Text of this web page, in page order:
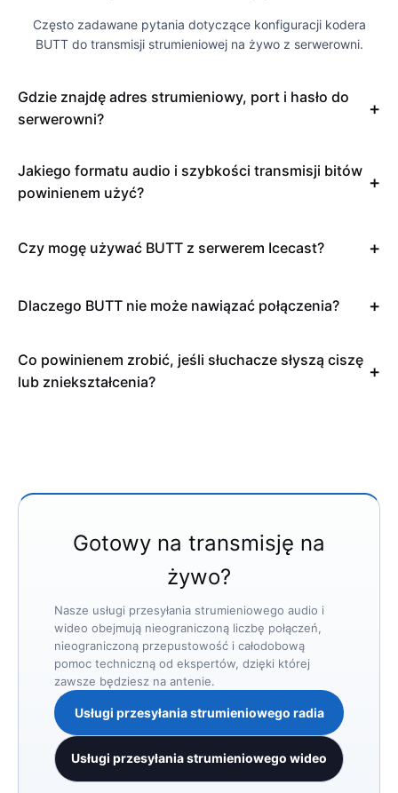
Często zadawane pytania dotyczące konfiguracji kodera
BUTT do transmisji strumieniowej na żywo z serwerowni.
Gdzie znajdę adres strumieniowy, port i hasło do
serwerowni?
Jakiego formatu audio i szybkości transmisji bitów
powinienem użyć?
Czy mogę używać BUTT z serwerem Icecast?
Dlaczego BUTT nie może nawiązać połączenia?
Co powinienem zrobić, jeśli słuchacze słyszą ciszę
lub zniekształcenia?
Gotowy na transmisję na
żywo?
Nasze usługi przesyłania strumieniowego audio i
wideo obejmują nieograniczoną liczbę połączeń,
nieograniczoną przepustowość i całodobową
pomoc techniczną od ekspertów, dzięki której
zawsze będziesz na antenie.
Usługi przesyłania strumieniowego radia
Usługi przesyłania strumieniowego wideo